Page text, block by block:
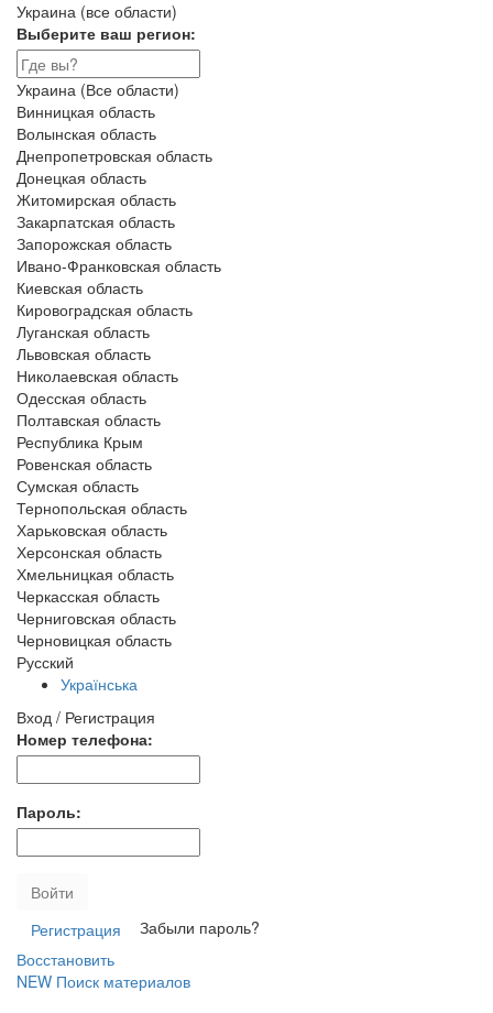
Украина (все области)
Выберите ваш регион:
Украина (Все области)
Винницкая область
Волынская область
Днепропетровская область
Донецкая область
Житомирская область
Закарпатская область
Запорожская область
Ивано-Франковская область
Киевская область
Кировоградская область
Луганская область
Львовская область
Николаевская область
Одесская область
Полтавская область
Республика Крым
Ровенская область
Сумская область
Тернопольская область
Харьковская область
Херсонская область
Хмельницкая область
Черкасская область
Черниговская область
Черновицкая область
Русский
Українська
Вход / Регистрация
Номер телефона:
Пароль:
Войти
Регистрация
Забыли пароль?
Восстановить
NEW Поиск материалов